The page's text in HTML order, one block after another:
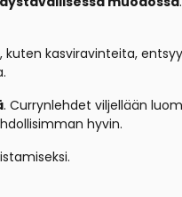
kasviravinteita,
. Currynlehdet viljellään
hyvin.